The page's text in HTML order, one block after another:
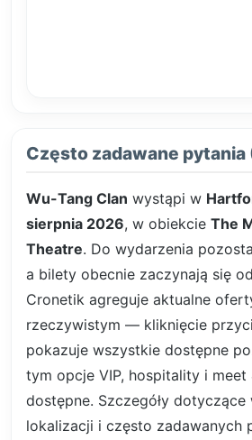
Często zadawane pytania
Wu-Tang Clan wystąpi w
sierpnia 2026, w obiekcie The
Theatre. Do wydarzenia
a bilety obecnie zaczynają się od
Cronetik agreguje aktualne
rzeczywistym — kliknięcie
pokazuje wszystkie dostępne
tym opcje VIP, hospitality i meet
dostępne. Szczegóły dotyczące
lokalizacji i często zadawanych